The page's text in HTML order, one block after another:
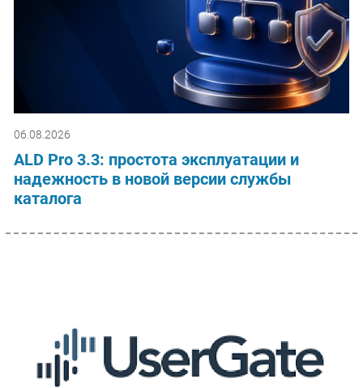
06.08.2026
ALD Pro 3.3: простота эксплуатации и
надежность в новой версии службы
каталога